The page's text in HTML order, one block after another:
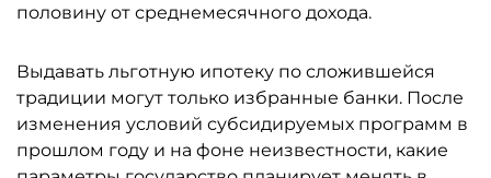
половину от среднемесячного дохода.
Выдавать льготную ипотеку по сложившейся
традиции могут только избранные банки. После
изменения условий субсидируемых программ в
прошлом году и на фоне неизвестности, какие